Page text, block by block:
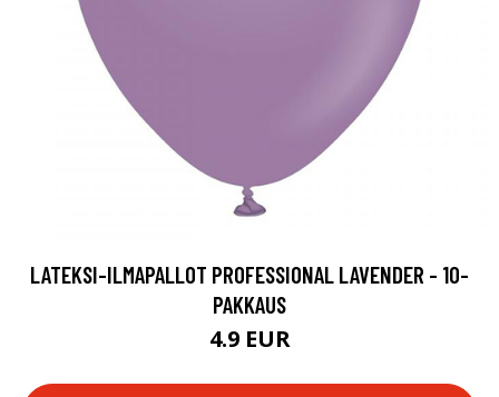
LATEKSI-ILMAPALLOT PROFESSIONAL LAVENDER - 10-
PAKKAUS
4.9 EUR